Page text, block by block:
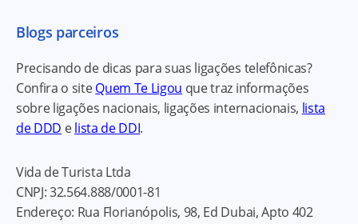
Blogs parceiros
Precisando de dicas para suas ligações telefônicas?
Confira o siteQuem Te Ligou que traz informações
sobre ligações nacionais, ligações internacionais, lista
de DDD elista de DDI.
Vida de Turista Ltda
CNPJ:32.564.888/0001-81
Endereço: Rua Florianópolis, 98, Ed Dubai, Apto 402